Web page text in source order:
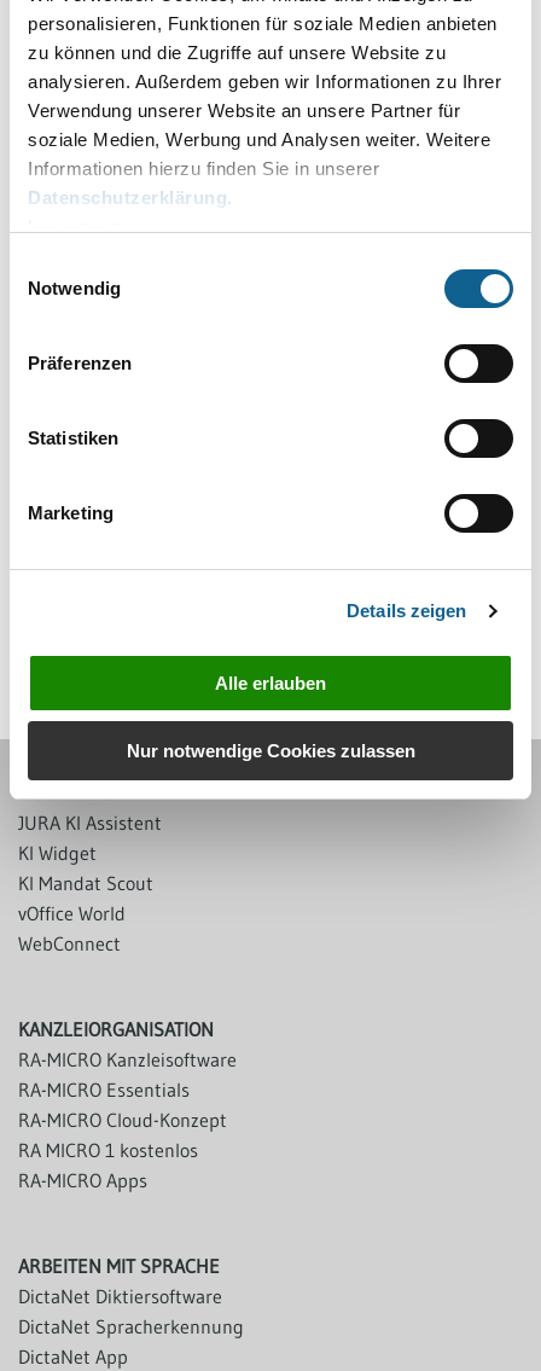
personalisieren, Funktionen für soziale Medien anbieten
zu können und die Zugriffe auf unsere Website zu
analysieren. Außerdem geben wir Informationen zu Ihrer
Verwendung unserer Website an unsere Partner für
soziale Medien, Werbung und Analysen weiter. Weitere
Informationen hierzu finden Sie in unserer
Datenschutzerklärung.
Notwendig
Präferenzen
Statistiken
Marketing
Details zeigen
Alle erlauben
Nur notwendige Cookies zulassen
zu der auch die RA-MICRO Software AG gehört. Die Daten
werden zum Zweck der Kontaktaufnahme verarbeitet. An
Dritte außerhalb der RA-MICRO Unternehmensgruppe
werden Ihre Daten nicht weitergegeben.
Datenschutzerklärung bestätigen*
* Pflichtfeld
RA-MICRO Online Support:
Freitag: 8:00 – 17:00 Uhr
MODERNES ARBEITEN
JURA KI Assistent
KI Widget
KI Mandat Scout
vOffice World
WebConnect
KANZLEIORGANISATION
RA-MICRO Kanzleisoftware
RA-MICRO Essentials
RA-MICRO Cloud-Konzept
RA MICRO 1 kostenlos
RA-MICRO Apps
ARBEITEN MIT SPRACHE
DictaNet Diktiersoftware
DictaNet Spracherkennung
DictaNet App